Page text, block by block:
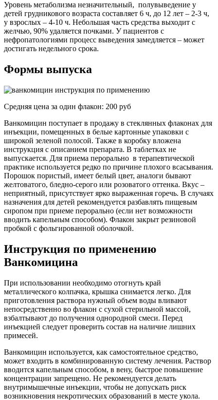
Уровень метаболизма незначительный, полувыведение у
детей грудникового возраста составляет 6 ч, до 12 лет – 2-3 ч,
у взрослых – 4-10 ч. Небольшая часть средства выходит с
желчью, 90% удаляется почками. У пациентов с
нефропатологиями процесс выведения замедляется – может
достигать недельного срока.
Формы выпуска
Средняя цена за один флакон: 200 руб
Ванкомицин поступает в продажу в стеклянных флаконах для
инъекции, помещенных в белые картонные упаковки с
широкой зеленой полосой. Также в коробку вложена
инструкция с описанием препарата. В таблетках не
выпускается. Для приема перорально в терапевтической
практике используется редко по причине плохого всасывания.
Порошок пористый, имеет белый цвет, аналоги бывают
желтоватого, бледно-серого или розоватого оттенка. Вкус –
неприятный, присутствует ярко выраженная горечь. В случаях
назначения для детей рекомендуется разбавлять пищевым
сиропом при приеме перорально (если нет возможности
вводить капельным способом). Флакон закрыт резиновой
пробкой с фольгированной оболочкой.
Инструкция по применению
Ванкомицина
При использовании необходимо отогнуть край
металлического колпачка, крышка снимается легко. Для
приготовления раствора нужный объем воды вливают
непосредственно во флакон с сухой стерильной массой,
взбалтывают до получения однородной смеси. Перед
инъекцией следует проверить состав на наличие лишних
примесей.
Ванкомицин используется, как самостоятельное средство,
может входить в комбинированную систему лечения. Раствор
вводится капельным способом, в вену, быстрое повышение
концентрации запрещено. Не рекомендуется делать
внутримышечные инъекции, чтобы не допускать риск
возникновения некротических образований в месте укола.